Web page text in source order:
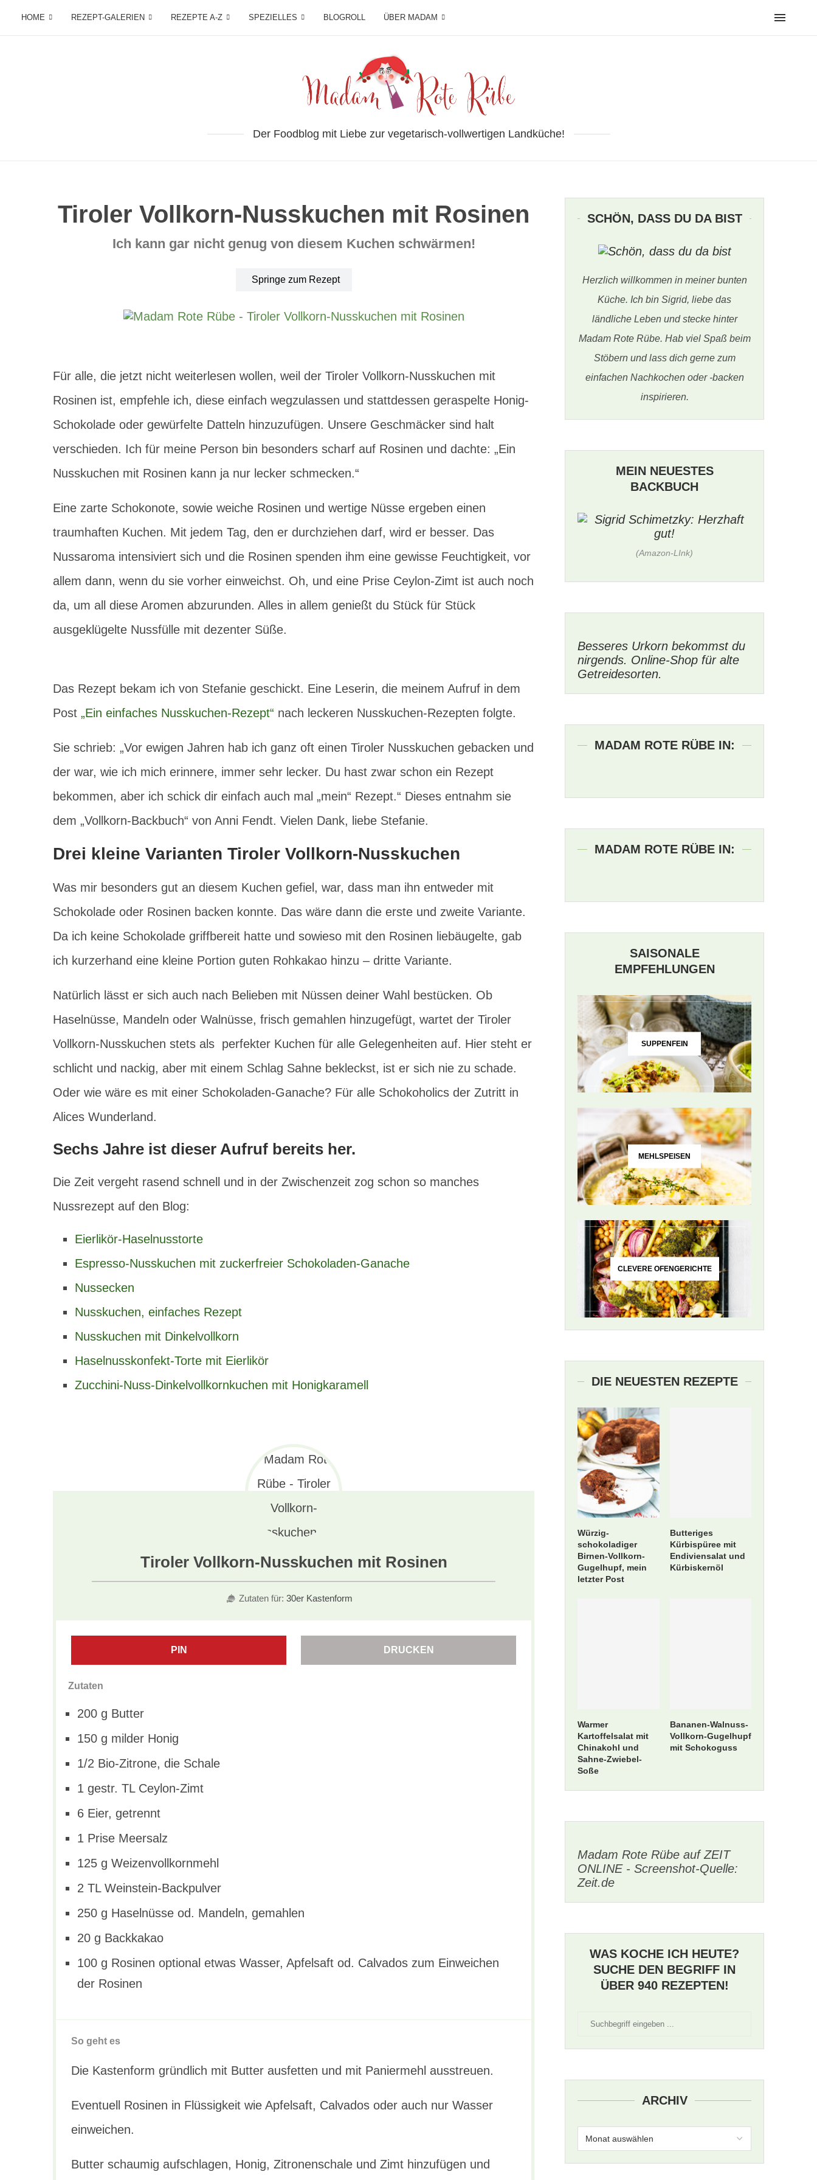
HOME REZEPT-GALERIEN REZEPTE A-Z SPEZIELLES BLOGROLL ÜBER MADAM
Der Foodblog mit Liebe zur vegetarisch-vollwertigen Landküche!
Tiroler Vollkorn-Nusskuchen mit Rosinen
Ich kann gar nicht genug von diesem Kuchen schwärmen!
Springe zum Rezept
Für alle, die jetzt nicht weiterlesen wollen, weil der Tiroler Vollkorn-Nusskuchen mit
Rosinen ist, empfehle ich, diese einfach wegzulassen und stattdessen geraspelte Honig-
Schokolade oder gewürfelte Datteln hinzuzufügen. Unsere Geschmäcker sind halt
verschieden. Ich für meine Person bin besonders scharf auf Rosinen und dachte: „Ein
Nusskuchen mit Rosinen kann ja nur lecker schmecken.“
Eine zarte Schokonote, sowie weiche Rosinen und wertige Nüsse ergeben einen
traumhaften Kuchen. Mit jedem Tag, den er durchziehen darf, wird er besser. Das
Nussaroma intensiviert sich und die Rosinen spenden ihm eine gewisse Feuchtigkeit, vor
allem dann, wenn du sie vorher einweichst. Oh, und eine Prise Ceylon-Zimt ist auch noch
da, um all diese Aromen abzurunden. Alles in allem genießt du Stück für Stück
ausgeklügelte Nussfülle mit dezenter Süße.
Das Rezept bekam ich von Stefanie geschickt. Eine Leserin, die meinem Aufruf in dem
Post „Ein einfaches Nusskuchen-Rezept“ nach leckeren Nusskuchen-Rezepten folgte.
Sie schrieb: „Vor ewigen Jahren hab ich ganz oft einen Tiroler Nusskuchen gebacken und
der war, wie ich mich erinnere, immer sehr lecker. Du hast zwar schon ein Rezept
bekommen, aber ich schick dir einfach auch mal „mein“ Rezept.“ Dieses entnahm sie
dem „Vollkorn-Backbuch“ von Anni Fendt. Vielen Dank, liebe Stefanie.
Drei kleine Varianten Tiroler Vollkorn-Nusskuchen
Was mir besonders gut an diesem Kuchen gefiel, war, dass man ihn entweder mit
Schokolade oder Rosinen backen konnte. Das wäre dann die erste und zweite Variante.
Da ich keine Schokolade griffbereit hatte und sowieso mit den Rosinen liebäugelte, gab
ich kurzerhand eine kleine Portion guten Rohkakao hinzu – dritte Variante.
Natürlich lässt er sich auch nach Belieben mit Nüssen deiner Wahl bestücken. Ob
Haselnüsse, Mandeln oder Walnüsse, frisch gemahlen hinzugefügt, wartet der Tiroler
Vollkorn-Nusskuchen stets als perfekter Kuchen für alle Gelegenheiten auf. Hier steht er
schlicht und nackig, aber mit einem Schlag Sahne bekleckst, ist er sich nie zu schade.
Oder wie wäre es mit einer Schokoladen-Ganache? Für alle Schokoholics der Zutritt in
Alices Wunderland.
Sechs Jahre ist dieser Aufruf bereits her.
Die Zeit vergeht rasend schnell und in der Zwischenzeit zog schon so manches
Nussrezept auf den Blog:
Eierlikör-Haselnusstorte
Espresso-Nusskuchen mit zuckerfreier Schokoladen-Ganache
Nussecken
Nusskuchen, einfaches Rezept
Nusskuchen mit Dinkelvollkorn
Haselnusskonfekt-Torte mit Eierlikör
Zucchini-Nuss-Dinkelvollkornkuchen mit Honigkaramell
Tiroler Vollkorn-Nusskuchen mit Rosinen
Zutaten für: 30er Kastenform
PIN DRUCKEN
Zutaten
200 g Butter
150 g milder Honig
1/2 Bio-Zitrone, die Schale
1 gestr. TL Ceylon-Zimt
6 Eier, getrennt
1 Prise Meersalz
125 g Weizenvollkornmehl
2 TL Weinstein-Backpulver
250 g Haselnüsse od. Mandeln, gemahlen
20 g Backkakao
100 g Rosinen optional etwas Wasser, Apfelsaft od. Calvados zum Einweichen
der Rosinen
So geht es
Die Kastenform gründlich mit Butter ausfetten und mit Paniermehl ausstreuen.
Eventuell Rosinen in Flüssigkeit wie Apfelsaft, Calvados oder auch nur Wasser
einweichen.
Butter schaumig aufschlagen, Honig, Zitronenschale und Zimt hinzufügen und
SCHÖN, DASS DU DA BIST
Herzlich willkommen in meiner bunten
Küche. Ich bin Sigrid, liebe das
ländliche Leben und stecke hinter
Madam Rote Rübe. Hab viel Spaß beim
Stöbern und lass dich gerne zum
einfachen Nachkochen oder -backen
inspirieren.
MEIN NEUESTES
BACKBUCH
(Amazon-LInk)
Besseres Urkorn bekommst du
nirgends. Online-Shop für alte
Getreidesorten.
MADAM ROTE RÜBE IN:
MADAM ROTE RÜBE IN:
SAISONALE
EMPFEHLUNGEN
SUPPENFEIN
MEHLSPEISEN
CLEVERE OFENGERICHTE
DIE NEUESTEN REZEPTE
Würzig-
schokoladiger
Birnen-Vollkorn-
Gugelhupf, mein
letzter Post
Butteriges
Kürbispüree mit
Endiviensalat und
Kürbiskernöl
Warmer
Kartoffelsalat mit
Chinakohl und
Sahne-Zwiebel-
Soße
Bananen-Walnuss-
Vollkorn-Gugelhupf
mit Schokoguss
Madam Rote Rübe auf ZEIT
ONLINE - Screenshot-Quelle:
Zeit.de
WAS KOCHE ICH HEUTE?
SUCHE DEN BEGRIFF IN
ÜBER 940 REZEPTEN!
ARCHIV